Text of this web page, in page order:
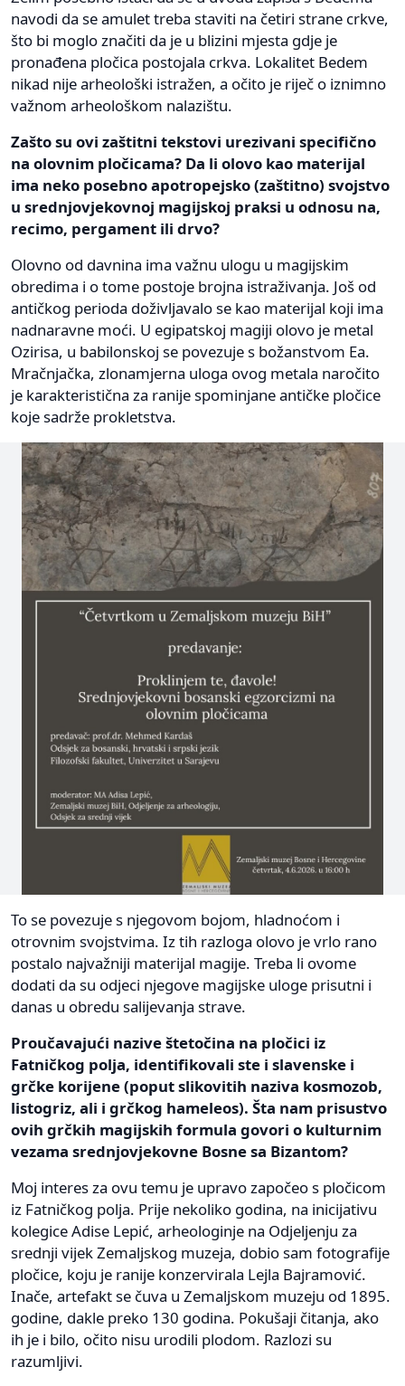
navodi da se amulet treba staviti na četiri strane crkve,
što bi moglo značiti da je u blizini mjesta gdje je
pronađena pločica postojala crkva. Lokalitet Bedem
nikad nije arheološki istražen, a očito je riječ o iznimno
važnom arheološkom nalazištu.
Zašto su ovi zaštitni tekstovi urezivani specifično
na olovnim pločicama? Da li olovo kao materijal
ima neko posebno apotropejsko (zaštitno) svojstvo
u srednjovjekovnoj magijskoj praksi u odnosu na,
recimo, pergament ili drvo?
Olovno od davnina ima važnu ulogu u magijskim
obredima i o tome postoje brojna istraživanja. Još od
antičkog perioda doživljavalo se kao materijal koji ima
nadnaravne moći. U egipatskoj magiji olovo je metal
Ozirisa, u babilonskoj se povezuje s božanstvom Ea.
Mračnjačka, zlonamjerna uloga ovog metala naročito
je karakteristična za ranije spominjane antičke pločice
koje sadrže prokletstva.
To se povezuje s njegovom bojom, hladnoćom i
otrovnim svojstvima. Iz tih razloga olovo je vrlo rano
postalo najvažniji materijal magije. Treba li ovome
dodati da su odjeci njegove magijske uloge prisutni i
danas u obredu salijevanja strave.
Proučavajući nazive štetočina na pločici iz
Fatničkog polja, identifikovali ste i slavenske i
grčke korijene (poput slikovitih naziva kosmozob,
listogriz, ali i grčkog hameleos). Šta nam prisustvo
ovih grčkih magijskih formula govori o kulturnim
vezama srednjovjekovne Bosne sa Bizantom?
Moj interes za ovu temu je upravo započeo s pločicom
iz Fatničkog polja. Prije nekoliko godina, na inicijativu
kolegice Adise Lepić, arheologinje na Odjeljenju za
srednji vijek Zemaljskog muzeja, dobio sam fotografije
pločice, koju je ranije konzervirala Lejla Bajramović.
Inače, artefakt se čuva u Zemaljskom muzeju od 1895.
godine, dakle preko 130 godina. Pokušaji čitanja, ako
ih je i bilo, očito nisu urodili plodom. Razlozi su
razumljivi.